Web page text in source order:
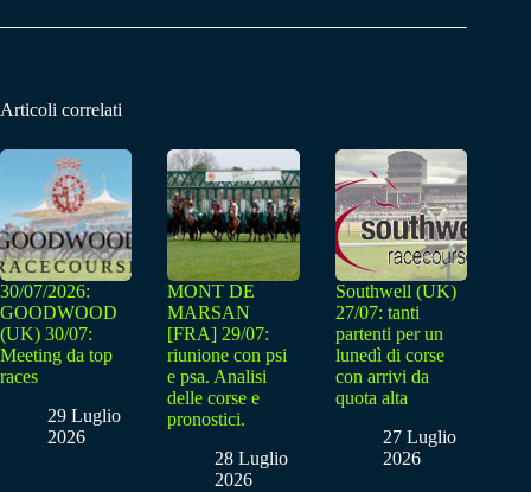
Articoli correlati
30/07/2026:
GOODWOOD
(UK) 30/07:
Meeting da top
races
29 Luglio
2026
MONT DE
MARSAN
[FRA] 29/07:
riunione con psi
e psa. Analisi
delle corse e
pronostici.
28 Luglio
2026
Southwell (UK)
27/07: tanti
partenti per un
lunedì di corse
con arrivi da
quota alta
27 Luglio
2026